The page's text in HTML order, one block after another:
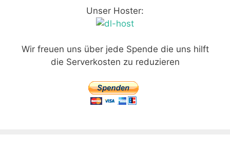
Unser Hoster:
Wir freuen uns über jede Spende die uns hilft
die Serverkosten zu reduzieren